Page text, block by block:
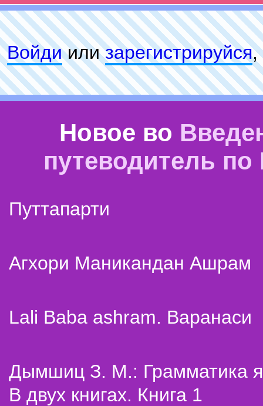
Войдиилизарeгиcтpируйся,
Новое во
путеводитель
Путтапарти
Агхори Маникандан Ашрам
Lali Baba ashram. Варанаси
Дымшиц З. М.: Грамматика
В двух книгах. Книга 1